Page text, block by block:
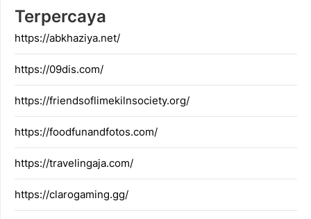
Terpercaya
https://abkhaziya.net/
https://09dis.com/
https://friendsoflimekilnsociety.org/
https://foodfunandfotos.com/
https://travelingaja.com/
https://clarogaming.gg/